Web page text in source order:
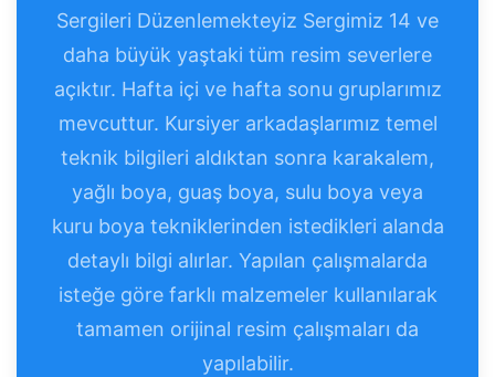
Sergileri Düzenlemekteyiz Sergimiz 14 ve
daha büyük yaştaki tüm resim severlere
açıktır. Hafta içi ve hafta sonu gruplarımız
mevcuttur. Kursiyer arkadaşlarımız temel
teknik bilgileri aldıktan sonra karakalem,
yağlı boya, guaş boya, sulu boya veya
kuru boya tekniklerinden istedikleri alanda
detaylı bilgi alırlar. Yapılan çalışmalarda
isteğe göre farklı malzemeler kullanılarak
tamamen orijinal resim çalışmaları da
yapılabilir.